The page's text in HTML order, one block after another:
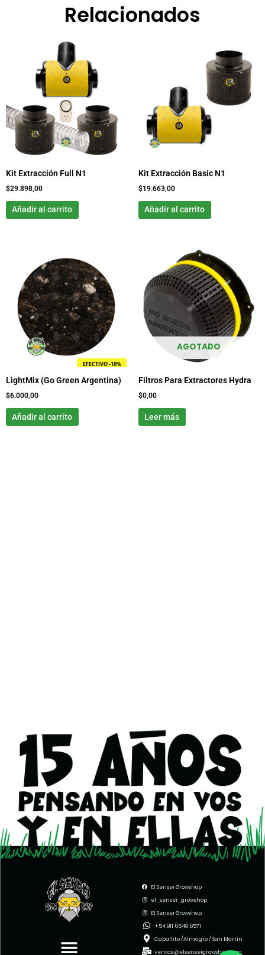
Relacionados
Kit Extracción Full N1
$29.898,00
Añadir al carrito
Kit Extracción Basic N1
$19.663,00
Añadir al carrito
EFECTIVO -10%
LightMix (Go Green Argentina)
$6.000,00
Añadir al carrito
AGOTADO
Filtros Para Extractores Hydra
$0,00
Leer más
El Sensei Growshop
el_sensei_growshop
El Sensei Growshop
+54 911 6548 6571
Caballito /Almagro / San Martín
ventas@elsenseigrowshop.com